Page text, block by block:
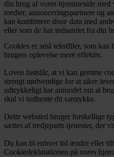
din brug af vores hjemmeside med
medier, annonceringspartnere og
kan kombinere disse data med
eller som de har indsamlet fra din
Cookies er små tekstfiler, som kan
brugers oplevelse mere effektiv.
Loven fastslår, at vi kan gemme
strengt nødvendige for at sikre
udtrykkeligt har anmodet om at
skal vi indhente dit samtykke.
Dette websted bruger forskellige
sættes af tredjeparts tjenester, der
Du kan til enhver tid ændre eller
Cookiedeklarationen på vores